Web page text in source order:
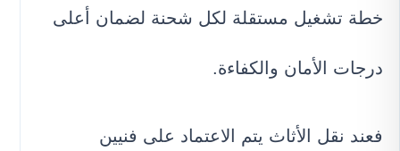
خطة تشغيل مستقلة لكل شحنة لضمان أعلى
درجات الأمان والكفاءة.
فعند نقل الأثاث يتم الاعتماد على فنيين